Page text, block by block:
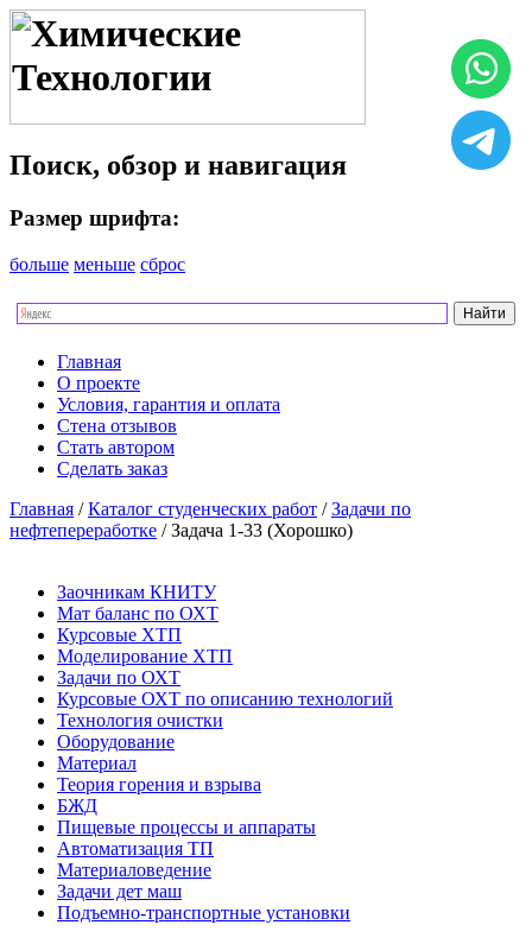
Поиск, обзор и навигация
Размер шрифта:
больше меньше сброс
Главная
О проекте
Условия, гарантия и оплата
Стена отзывов
Стать автором
Сделать заказ
Главная /Каталог студенческих работ /Задачи по
нефтепереработке / Задача 1-33 (Хорошко)
Заочникам КНИТУ
Мат баланс по ОХТ
Курсовые ХТП
Моделирование ХТП
Задачи по ОХТ
Курсовые ОХТ по описанию технологий
Технология очистки
Оборудование
Материал
Теория горения и взрыва
БЖД
Пищевые процессы и аппараты
Автоматизация ТП
Материаловедение
Задачи дет маш
Подъемно-транспортные установки